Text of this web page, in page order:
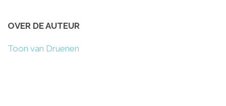
OVER DE AUTEUR
Toon van Druenen